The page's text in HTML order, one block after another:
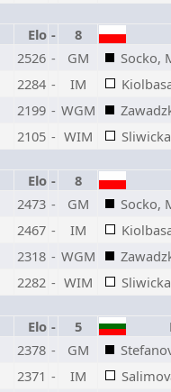
Elo - 8
2526 - GM
Socko,
2284 - IM
2199 - WGM
2105 - WIM
Elo - 8
2473 - GM
Socko,
2467 - IM
2318 - WGM
2282 - WIM
Elo - 5
2378 - GM
2371 - IM